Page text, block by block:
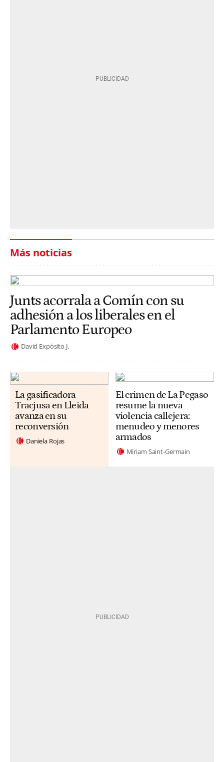
Más noticias
Junts acorrala a Comín con su
adhesión a los liberales en el
Parlamento Europeo
David Expósito J.
La gasificadora
Tracjusa en Lleida
avanza en su
reconversión
Daniela Rojas
El crimen de La Pegaso
resume la nueva
violencia callejera:
menudeo y menores
armados
Miriam Saint-Germain